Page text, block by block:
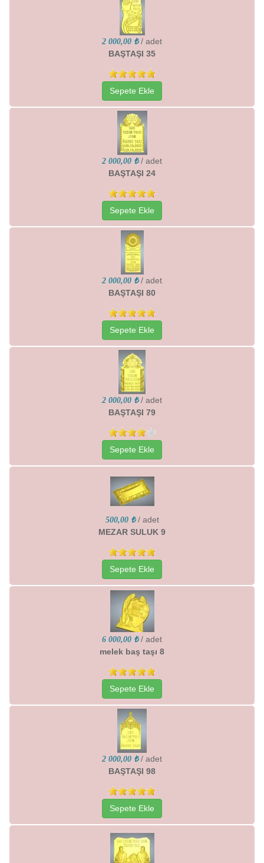
2 000,00 ₺ / adet
BAŞTAŞI 35
Sepete Ekle
2 000,00 ₺ / adet
BAŞTAŞI 24
Sepete Ekle
2 000,00 ₺ / adet
BAŞTAŞI 80
Sepete Ekle
2 000,00 ₺ / adet
BAŞTAŞI 79
Sepete Ekle
500,00 ₺ / adet
MEZAR SULUK 9
Sepete Ekle
6 000,00 ₺ / adet
melek baş taşı 8
Sepete Ekle
2 000,00 ₺ / adet
BAŞTAŞI 98
Sepete Ekle